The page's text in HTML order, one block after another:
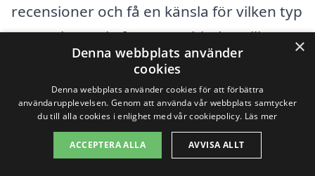
recensioner och få en känsla för vilken typ
av service varje företag erbjuder, vilket
kan hjälpa dig att fatta ett klokt beslut.
Oavsett om det handlar om en enstaka
trädfällning eller en större fällningsjob, är
det viktigt att du samlar in information
×
Denna webbplats använder
cookies
Denna webbplats använder cookies för att förbättra
användarupplevelsen. Genom att använda vår webbplats samtycker
du till alla cookies i enlighet med vår cookiepolicy. Läs mer
ACCEPTERA ALLA AVVISA ALLT